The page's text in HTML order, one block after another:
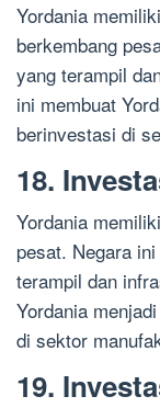
Yordania
berkembang
yang terampil
ini membuat
berinvestasi di
18.
Yordania
pesat. Negara
terampil dan
Yordania
di sektor
19.